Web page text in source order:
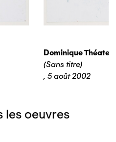
Dominique Théate
(Sans titre)
, 5 août 2002
les oeuvres